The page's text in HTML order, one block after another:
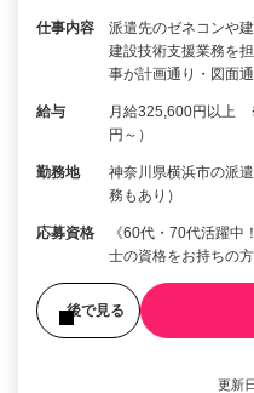
仕事内容
派遣先のゼネコンや
建設技術支援業務を
事が計画通り・図面
給与
月給325,600円以上
円～）
勤務地
神奈川県横浜市の派
務もあり）
応募資格
《60代・70代活躍
士の資格をお持ちの方
後で見る
更新